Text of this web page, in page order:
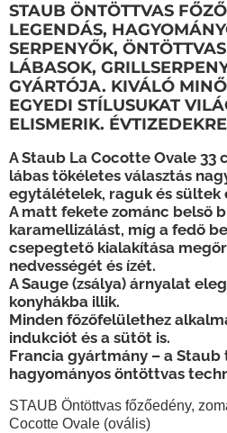
STAUB ÖNTÖTTVAS
LEGENDÁS,
SERPENYŐK,
LÁBASOK,
GYÁRTÓJA. KIVÁLÓ
EGYEDI STÍLUSUKAT
ELISMERIK.
A Staub La Cocotte Ovale 33
lábas tökéletes választás
egytálételek, raguk és sültek
A matt fekete zománc belső
karamellizálást, míg a fedő
csepegtető kialakítása
nedvességét és ízét.
A Sauge (zsálya) árnyalat
konyhákba illik.
Minden főzőfelülethez
indukciót és a sütőt is.
Francia gyártmány – a Staub
hagyományos öntöttvas
STAUB Öntöttvas főzőedény,
Cocotte Ovale (ovális)